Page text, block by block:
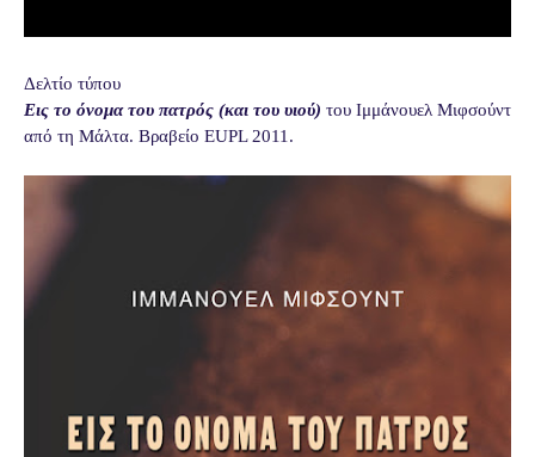
Δελτίο τύπου
Εις το όνομα του πατρός (και του υιού) του Ιμμάνουελ Μιφσούντ
από τη Μάλτα. Βραβείο EUPL 2011.